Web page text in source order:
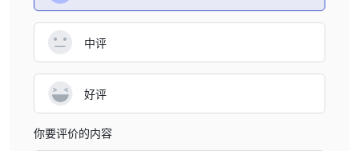
中评
好评
你要评价的内容